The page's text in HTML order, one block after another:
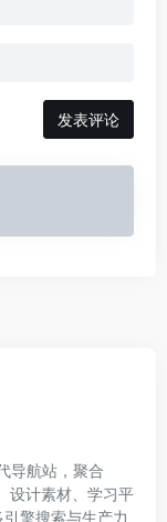
发表评论
导航站，聚合
设计素材、学习平
擎搜索与生产力